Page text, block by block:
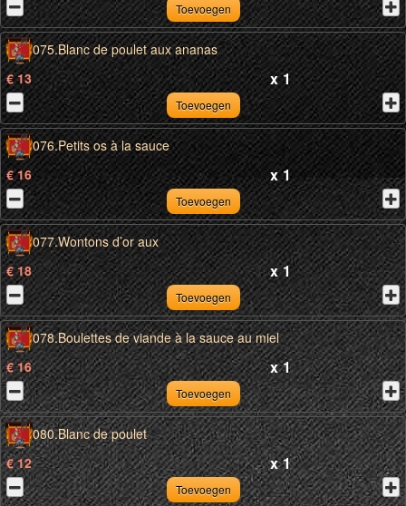
Toevoegen
075.Blanc de poulet aux ananas
€ 13
x 1
Toevoegen
076.Petits os à la sauce
€ 16
x 1
Toevoegen
077.Wontons d’or aux
€ 18
x 1
Toevoegen
078.Boulettes de viande à la sauce au miel
€ 16
x 1
Toevoegen
080.Blanc de poulet
€ 12
x 1
Toevoegen